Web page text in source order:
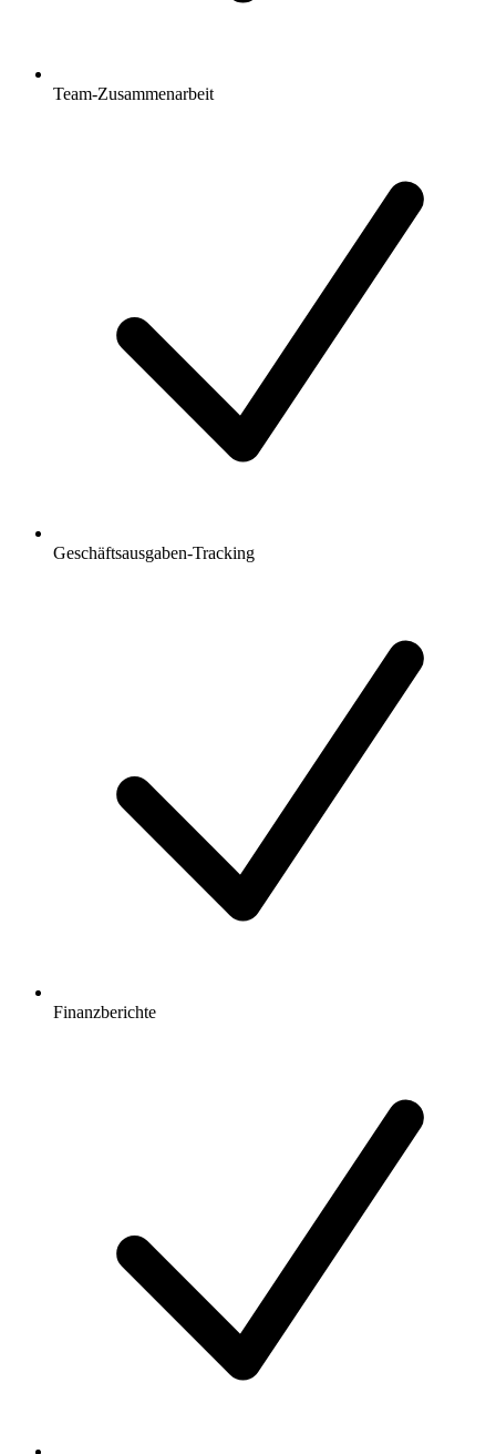
Team-Zusammenarbeit
Geschäftsausgaben-Tracking
Finanzberichte